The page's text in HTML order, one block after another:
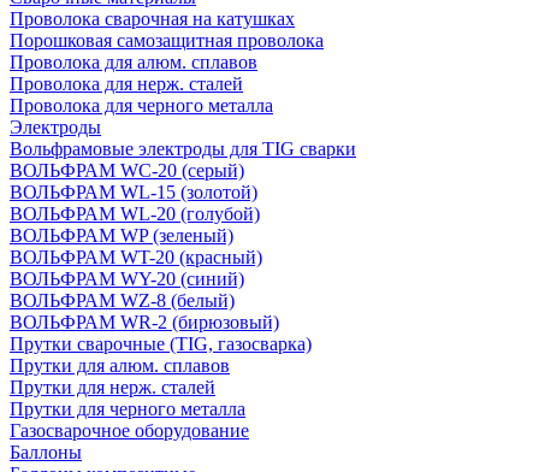
Проволока сварочная на катушках
Порошковая самозащитная проволока
Проволока для алюм. сплавов
Проволока для нерж. сталей
Проволока для черного металла
Электроды
Вольфрамовые электроды для TIG сварки
ВОЛЬФРАМ WC-20 (серый)
ВОЛЬФРАМ WL-15 (золотой)
ВОЛЬФРАМ WL-20 (голубой)
ВОЛЬФРАМ WP (зеленый)
ВОЛЬФРАМ WT-20 (красный)
ВОЛЬФРАМ WY-20 (синий)
ВОЛЬФРАМ WZ-8 (белый)
ВОЛЬФРАМ WR-2 (бирюзовый)
Прутки сварочные (TIG, газосварка)
Прутки для алюм. сплавов
Прутки для нерж. сталей
Прутки для черного металла
Газосварочное оборудование
Баллоны